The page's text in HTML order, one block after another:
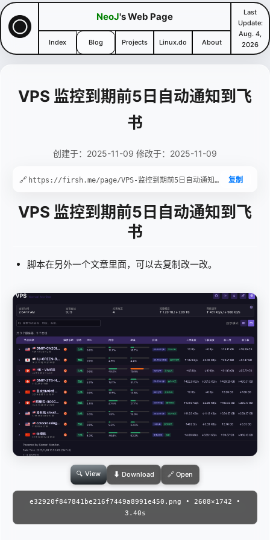
NeoJ's Web Page
Last
Update:
Aug. 4,
2026
Index Blog Projects Linux.do About
VPS 监控到期前5日自动通知到飞
书
创建于：2025-11-09 修改于：2025-11-09
🔗 复制
VPS 监控到期前5日自动通知到飞
书
脚本在另外一个文章里面，可以去复制改一改。
🔍 View ⬇ Download 🔗 Open
e32920f847841be216f7449a8991e450.png • 2608×1742 •
3.40s